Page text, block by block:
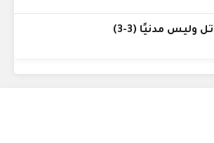
وليس مدنيًا (3-3)